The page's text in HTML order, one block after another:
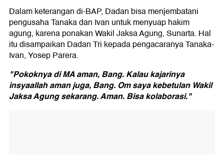
Dalam keterangan di-BAP, Dadan bisa menjembatani
pengusaha Tanaka dan Ivan untuk menyuap hakim
agung, karena ponakan Wakil Jaksa Agung, Sunarta. Hal
itu disampaikan Dadan Tri kepada pengacaranya Tanaka-
Ivan, Yosep Parera.
"Pokoknya di MA aman, Bang. Kalau kajarinya
insyaallah aman juga, Bang. Om saya kebetulan Wakil
Jaksa Agung sekarang. Aman. Bisa kolaborasi."